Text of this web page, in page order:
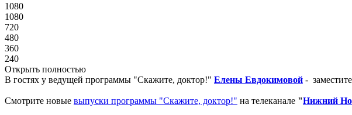
1080
1080
720
480
360
240
Открыть полностью
В гостях у ведущей программы "Скажите, доктор!" Елены Евдокимовой -
Смотрите новые выпуски программы "Скажите, доктор!" на телеканале "Нижний